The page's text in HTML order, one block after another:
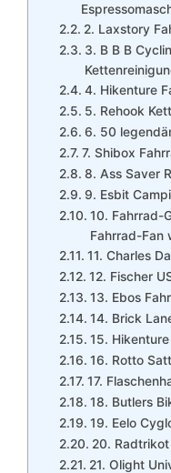
2. Laxstory
3. B B B
4. Hikenture
5. Rehook
6. 50
7. Shibox
8. Ass Saver
9. Esbit
10. Fahrrad-
Fahrrad-Fan
11. Charles
12. Fischer
13. Ebos
14. Brick
15.
16. Rotto
17.
18. Butlers
19. Eelo
20.
21. Olight